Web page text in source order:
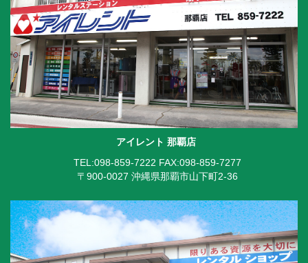
アイレント 那覇店
TEL:098-859-7222 FAX:098-859-7277
〒900-0027 沖縄県那覇市山下町2-36